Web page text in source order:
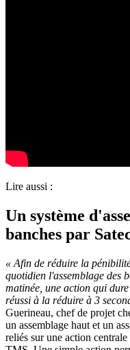
Lire aussi :
Un système
banches par
« Afin de réduire la
quotidien l'assemblage des
matinée, une action qui
réussi à la réduire à 3
Guerineau, chef de projet
un assemblage haut et un
reliés sur une action